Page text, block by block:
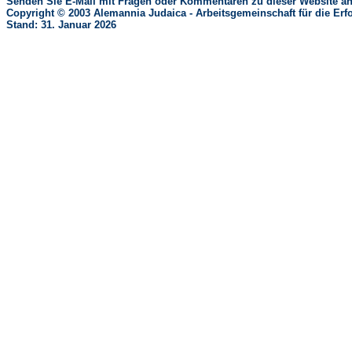
Copyright © 2003 Alemannia Judaica - Arbeitsgemeinschaft für die
Stand: 31. Januar 2026